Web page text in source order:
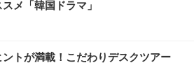
メ「韓国ドラマ」
トが満載！こだわりデスクツアー